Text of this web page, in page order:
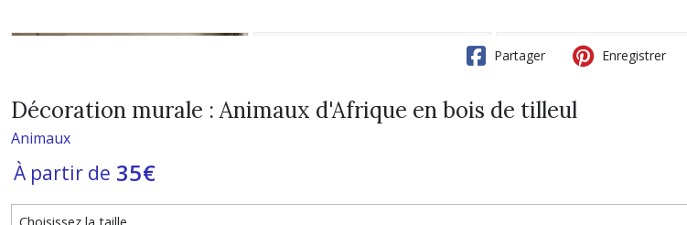
Partager Enregistrer
Décoration murale : Animaux d'Afrique en bois de tilleul
Animaux
À partir de 35€